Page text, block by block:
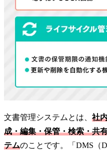
文書管理システムとは、 社
成・編集・保管・検索・共
テムのことです。「DMS（